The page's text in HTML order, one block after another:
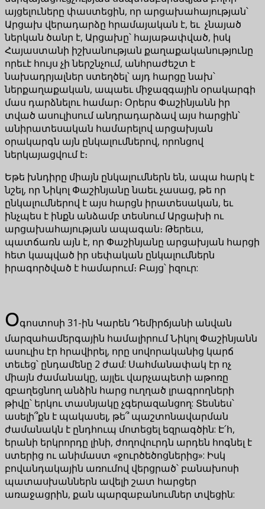
այցելուները փաստեցին, որ արցախահայության՝
Արցախ վերադարձը հրամայական է, եւ չնայած
ներկան ծանր է, Արցախը՝ հայաթափված, իսկ
Հայաստանի իշխանության քաղաքականությունը
որեւէ հույս չի ներշնչում, անհրաժեշտ է
նախադրյալներ ստեղծել՝ այդ հարցը նախ՝
ներքաղաքական, ապաեւ միջազգային օրակարգի
մաս դարձնելու համար։ Օրերս Փաշինյանն իր
տված ասուլիսում անդրադարձավ այս հարցին՝
անիրատեսական համարելով արցախյան
օրակարգն այն ընկալումներով, որոնցով
ներկայացվում է։
Եթե խնդիրը միայն ընկալումներն են, ապա հարկ է
նշել, որ Նիկոլ Փաշինյանը նաեւ չասաց, թե որ
ընկալումներով է այս հարցն իրատեսական, եւ
ինչպես է ինքն անձամբ տեսնում Արցախի ու
արցախահայության ապագան։ Թերեւս,
պատճառն այն է, որ Փաշինյանը արցախյան հարցի
հետ կապված իր սեփական ընկալումներն
իրագործված է համարում։ Բայց՝ իզուր:
Օգոստոսի 31-ին Կարեն Դեմիրճյանի անվան
մարզահամերգային համալիրում Նիկոլ Փաշինյանն
ասուլիս էր հրավիրել, որը սովորականից կարճ
տեւեց՝ ընդամենը 2 ժամ: Սահմանափակ էր ոչ
միայն ժամանակը, այլեւ վարչապետի աթոռը
զբաղեցնող անձին հարց ուղղած լրագրողների
թիվը՝ երկու տասնյակը չգերազանցող: Տեսնես՝
ասելի՞քն է պակասել, թե՞ պաշտոնավարման
ժամանակն է ընդհուպ մոտեցել եզրագծին: Է՛հ,
երանի երկրորդը լինի, ժողովուրդն արդեն հոգնել է
ստերից ու անիմաստ «ջուրծեծոցներից»: Իսկ
բովանդակային առումով վերցրած՝ բանախոսի
պատասխաններն ավելի շատ հարցեր
առաջացրին, քան պարզաբանումներ տվեցին: